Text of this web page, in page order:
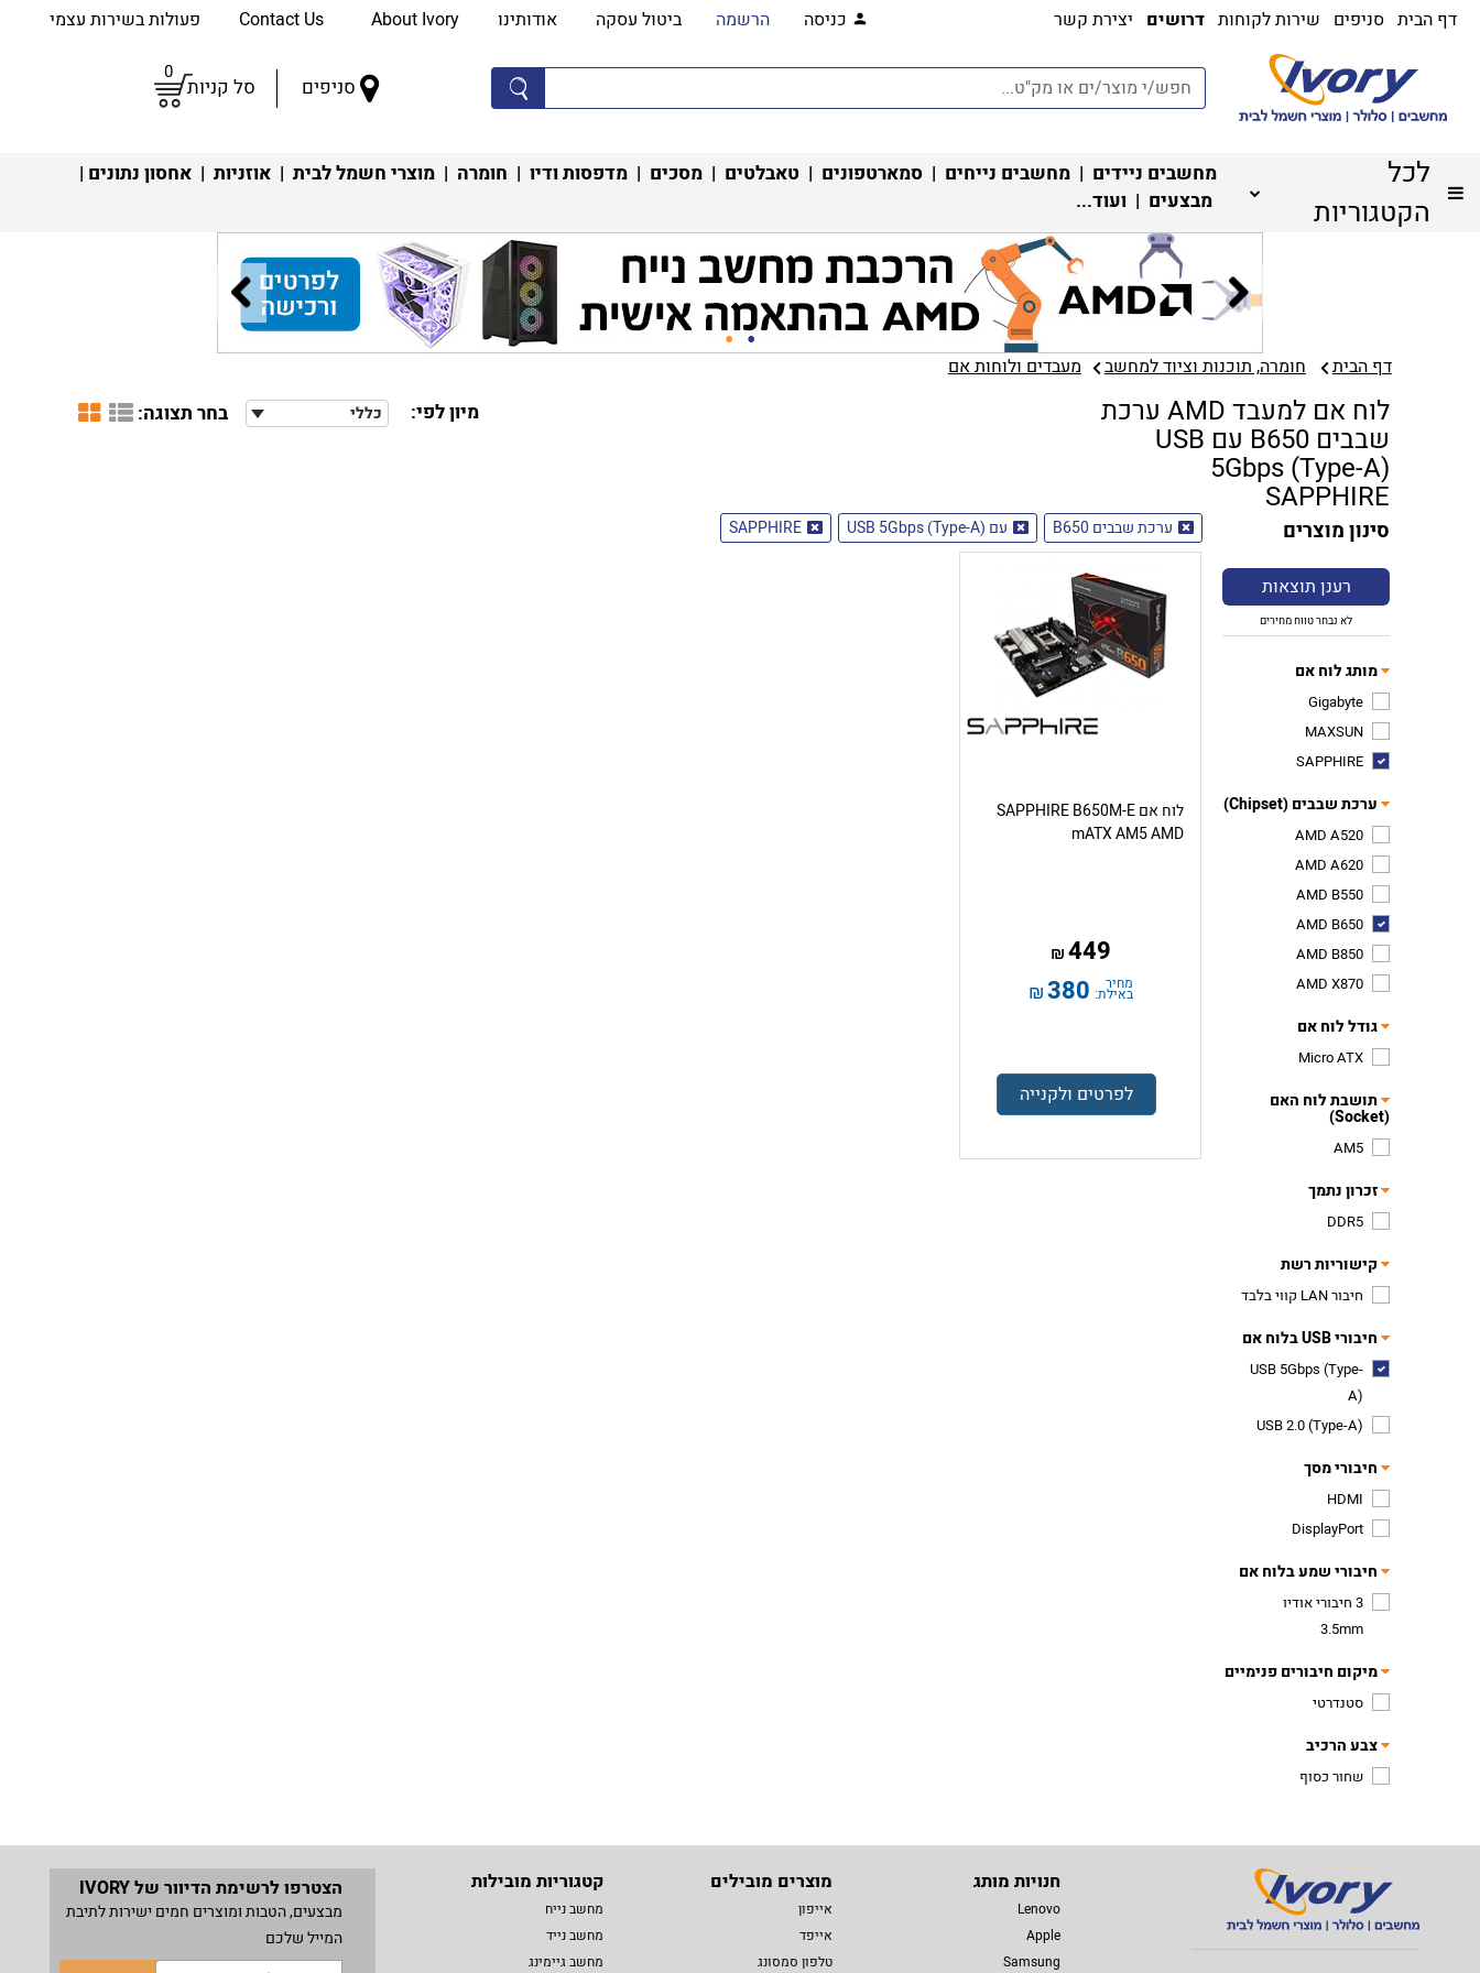
דף הבית סניפים שירות לקוחות דרושים יצירת קשר כניסה הרשמה ביטול עסקה אודותינו About Ivory פעולות בשירות עצמי
סניפים סל קניות
0
לכל
הקטגוריות
מחשבים ניידים | מחשבים נייחים | סמארטפונים | טאבלטים | מסכים | מדפסות ודיו | חומרה | מוצרי חשמל לבית | אוזניות | אחסון נתונים |
מבצעים | ועוד...
דף הבית חומרה, תוכנות וציוד למחשב מעבדים ולוחות אם‏
לוח אם למעבד AMD ערכת
שבבים B650 עם USB
5Gbps (Type-A)
SAPPHIRE
מיון לפי: כללי בחר תצוגה:
סינון מוצרים
רענן תוצאות
לא נבחר טווח מחירים
מותג לוח אם
Gigabyte
MAXSUN
SAPPHIRE
ערכת שבבים (Chipset)
AMD A520
AMD A620
AMD B550
AMD B650
AMD B850
AMD X870
גודל לוח אם
Micro ATX
תושבת לוח האם
(Socket)
AM5
זכרון נתמך
DDR5
קישוריות רשת
חיבור LAN קווי בלבד
חיבורי USB בלוח אם
USB 5Gbps (Type-
A)
USB 2.0 (Type-A)
חיבורי מסך
HDMI
DisplayPort
חיבורי שמע בלוח אם
3 חיבורי אודיו
3.5mm
מיקום חיבורים פנימיים
סטנדרטי
צבע הרכיב
שחור כסוף
ערכת שבבים B650 עם USB 5Gbps (Type-A) SAPPHIRE
לוח אם SAPPHIRE B650M-E
mATX AM5 AMD
449
₪
מחיר
באילת: 380
₪
לפרטים ולקנייה
חנויות מותג
Lenovo
Apple
Samsung
מוצרים מובילים
אייפון
אייפד
טלפון סמסונג
קטגוריות מובילות
מחשב נייח
מחשב נייד
מחשב גיימינג
הצטרפו לרשימת הדיוור של IVORY
מבצעים, הטבות ומוצרים חמים ישירות לתיבת
המייל שלכם